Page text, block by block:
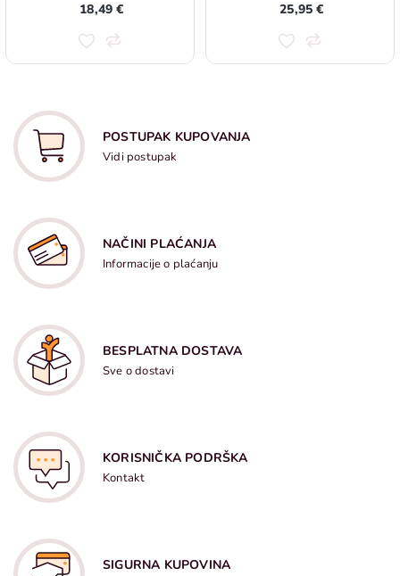
18,49 € 25,95 €
POSTUPAK KUPOVANJA
Vidi postupak
NAČINI PLAĆANJA
Informacije o plaćanju
BESPLATNA DOSTAVA
Sve o dostavi
KORISNIČKA PODRŠKA
Kontakt
SIGURNA KUPOVINA